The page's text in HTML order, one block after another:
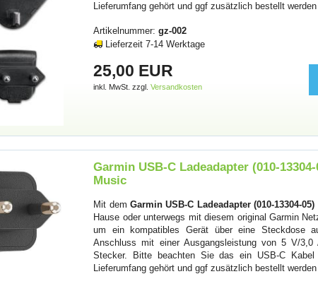
Lieferumfang gehört und ggf zusätzlich bestellt
Artikelnummer:gz-002
Lieferzeit 7-14 Werktage
25,00 EUR
inkl. MwSt. zzgl.Versandkosten
Garmin USB-C Ladeadapter (010-
Music
Mit demGarmin USB-C Ladeadapter (010-13304-05)
Hause oder unterwegs mit diesem original Garmin
um ein kompatibles Gerät über eine Steckdose
Anschluss mit einer Ausgangsleistung von 5 V/
Stecker. Bitte beachten Sie das ein USB-C
Lieferumfang gehört und ggf zusätzlich bestellt